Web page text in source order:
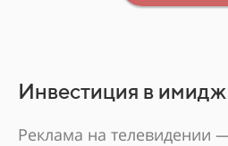
Инвестиция в имидж
Реклама на телевидении